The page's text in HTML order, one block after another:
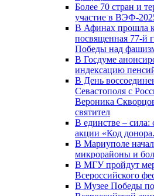
Более 70 стран и
участие в ВЭФ-
В Афинах прошла
посвященная 77-й
Победы над
В Госдуме
индексацию
В День
Севастополя с
Вероника
святител
В единстве – сила:
акции «Код
В Мариуполе
микрорайоны и
В МГУ пройдут
Всероссийского
В Музее Победы